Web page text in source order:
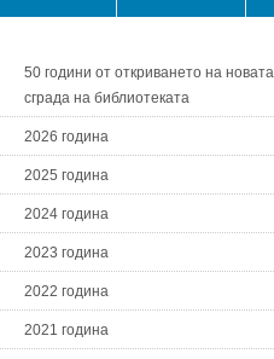
50 години от откриването на новата
сграда на библиотеката
2026 година
2025 година
2024 година
2023 година
2022 година
2021 година